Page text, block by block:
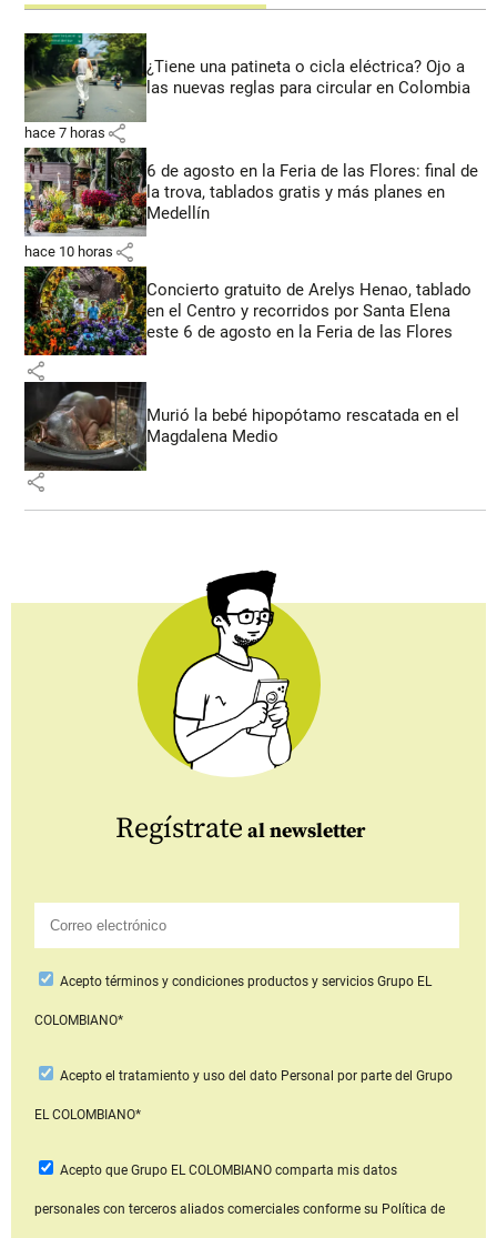
¿Tiene una patineta o cicla eléctrica? Ojo a
las nuevas reglas para circular en Colombia
hace 7 horas share
6 de agosto en la Feria de las Flores: final de
la trova, tablados gratis y más planes en
Medellín
hace 10 horas share
Concierto gratuito de Arelys Henao, tablado
en el Centro y recorridos por Santa Elena
este 6 de agosto en la Feria de las Flores
share
Murió la bebé hipopótamo rescatada en el
Magdalena Medio
share
Regístrate al newsletter
Aceptotérminos y condiciones productos y serviciosGrupo EL
COLOMBIANO*
Acepto el tratamiento y uso del dato Personal por parte del Grupo
EL COLOMBIANO*
Acepto que Grupo EL COLOMBIANOcomparta mis datos
personales con terceros aliados comerciales conforme su Política de